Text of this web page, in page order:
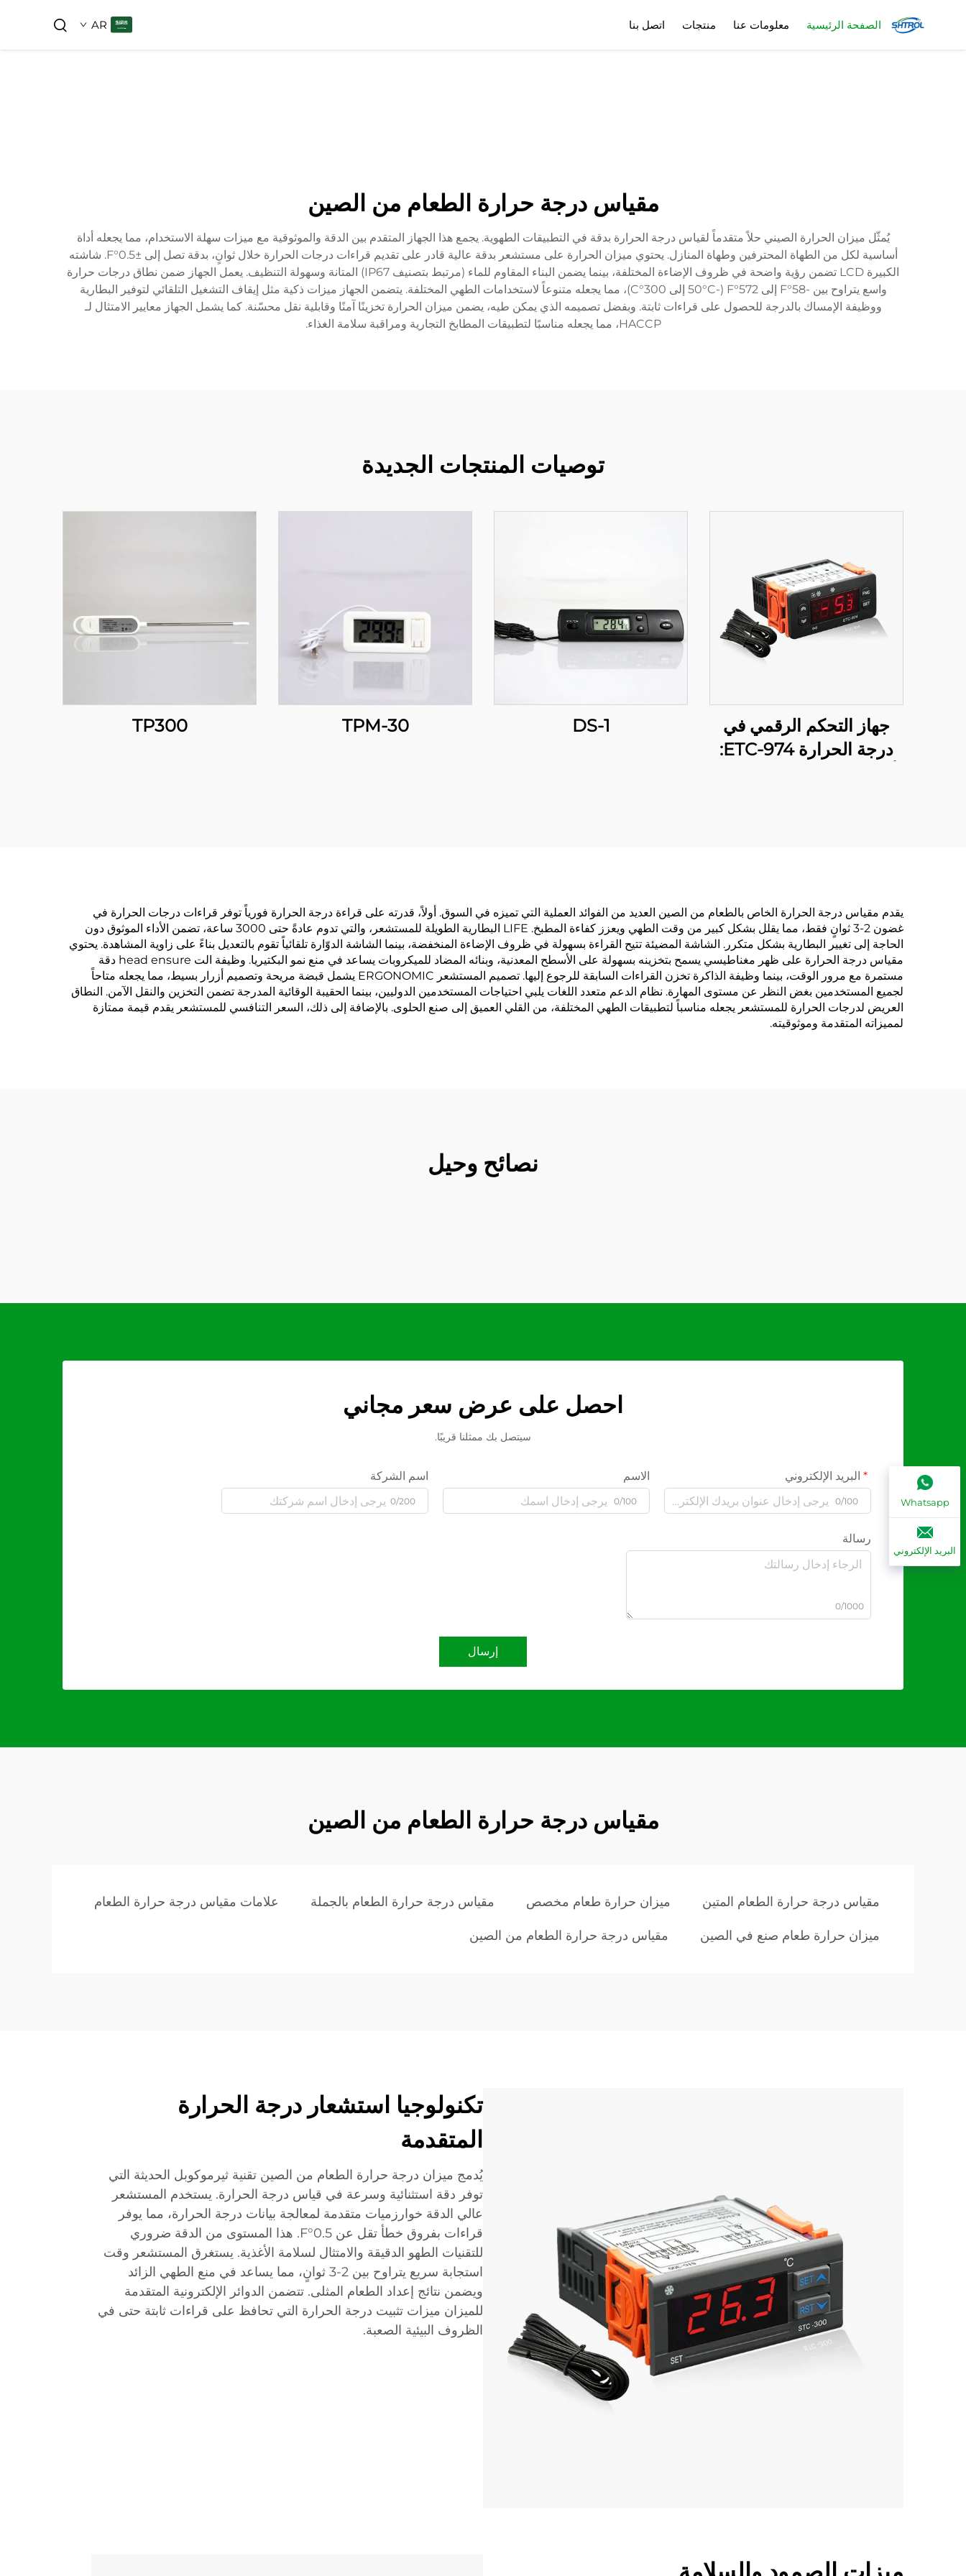
الصفحة الرئيسية معلومات عنا منتجات اتصل بنا AR
مقياس درجة حرارة الطعام من الصين
يُمثّل ميزان الحرارة الصيني حلاً متقدماً لقياس درجة الحرارة بدقة في التطبيقات الطهوية. يجمع هذا الجهاز المتقدم بين الدقة والموثوقية مع ميزات سهلة الاستخدام، مما يجعله أداة
أساسية لكل من الطهاة المحترفين وطهاة المنازل. يحتوي ميزان الحرارة على مستشعر بدقة عالية قادر على تقديم قراءات درجات الحرارة خلال ثوانٍ، بدقة تصل إلى ±0.5°F. شاشته
الكبيرة LCD تضمن رؤية واضحة في ظروف الإضاءة المختلفة، بينما يضمن البناء المقاوم للماء (مرتبط بتصنيف IP67) المتانة وسهولة التنظيف. يعمل الجهاز ضمن نطاق درجات حرارة
واسع يتراوح بين -58°F إلى 572°F (-50°C إلى 300°C)، مما يجعله متنوعاً لاستخدامات الطهي المختلفة. يتضمن الجهاز ميزات ذكية مثل إيقاف التشغيل التلقائي لتوفير البطارية
ووظيفة الإمساك بالدرجة للحصول على قراءات ثابتة. وبفضل تصميمه الذي يمكن طيه، يضمن ميزان الحرارة تخزينًا آمنًا وقابلية نقل محسّنة. كما يشمل الجهاز معايير الامتثال لـ
HACCP، مما يجعله مناسبًا لتطبيقات المطابخ التجارية ومراقبة سلامة الغذاء.
توصيات المنتجات الجديدة
جهاز التحكم الرقمي في
درجة الحرارة ETC-974:
DS-1
TPM-30
TP300
يقدم مقياس درجة الحرارة الخاص بالطعام من الصين العديد من الفوائد العملية التي تميزه في السوق. أولاً، قدرته على قراءة درجة الحرارة فورياً توفر قراءات درجات الحرارة في
غضون 2-3 ثوانٍ فقط، مما يقلل بشكل كبير من وقت الطهي ويعزز كفاءة المطبخ. LIFE البطارية الطويلة للمستشعر، والتي تدوم عادةً حتى 3000 ساعة، تضمن الأداء الموثوق دون
الحاجة إلى تغيير البطارية بشكل متكرر. الشاشة المضيئة تتيح القراءة بسهولة في ظروف الإضاءة المنخفضة، بينما الشاشة الدوّارة تلقائياً تقوم بالتعديل بناءً على زاوية المشاهدة. يحتوي
مقياس درجة الحرارة على ظهر مغناطيسي يسمح بتخزينه بسهولة على الأسطح المعدنية، وبنائه المضاد للميكروبات يساعد في منع نمو البكتيريا. وظيفة الت head ensure دقة
مستمرة مع مرور الوقت، بينما وظيفة الذاكرة تخزن القراءات السابقة للرجوع إليها. تصميم المستشعر ERGONOMIC يشمل قبضة مريحة وتصميم أزرار بسيط، مما يجعله متاحاً
لجميع المستخدمين بغض النظر عن مستوى المهارة. نظام الدعم متعدد اللغات يلبي احتياجات المستخدمين الدوليين، بينما الحقيبة الوقائية المدرجة تضمن التخزين والنقل الآمن. النطاق
العريض لدرجات الحرارة للمستشعر يجعله مناسباً لتطبيقات الطهي المختلفة، من القلي العميق إلى صنع الحلوى. بالإضافة إلى ذلك، السعر التنافسي للمستشعر يقدم قيمة ممتازة
لمميزاته المتقدمة وموثوقيته.
نصائح وحيل
احصل على عرض سعر مجاني
سيتصل بك ممثلنا قريبًا.
البريد الإلكتروني
0/100
الاسم
0/100
اسم الشركة
0/200
رسالة
0/1000
إرسال
مقياس درجة حرارة الطعام من الصين
مقياس درجة حرارة الطعام المتين ميزان حرارة طعام مخصص مقياس درجة حرارة الطعام بالجملة علامات مقياس درجة حرارة الطعام
ميزان حرارة طعام صنع في الصين مقياس درجة حرارة الطعام من الصين
تكنولوجيا استشعار درجة الحرارة
المتقدمة
يُدمج ميزان درجة حرارة الطعام من الصين تقنية ثيرموكوبل الحديثة التي
توفر دقة استثنائية وسرعة في قياس درجة الحرارة. يستخدم المستشعر
عالي الدقة خوارزميات متقدمة لمعالجة بيانات درجة الحرارة، مما يوفر
قراءات بفروق خطأ تقل عن 0.5°F. هذا المستوى من الدقة ضروري
للتقنيات الطهو الدقيقة والامتثال لسلامة الأغذية. يستغرق المستشعر وقت
استجابة سريع يتراوح بين 2-3 ثوانٍ، مما يساعد في منع الطهي الزائد
ويضمن نتائج إعداد الطعام المثلى. تتضمن الدوائر الإلكترونية المتقدمة
للميزان ميزات تثبيت درجة الحرارة التي تحافظ على قراءات ثابتة حتى في
الظروف البيئية الصعبة.
Whatsapp
البريد الإلكتروني